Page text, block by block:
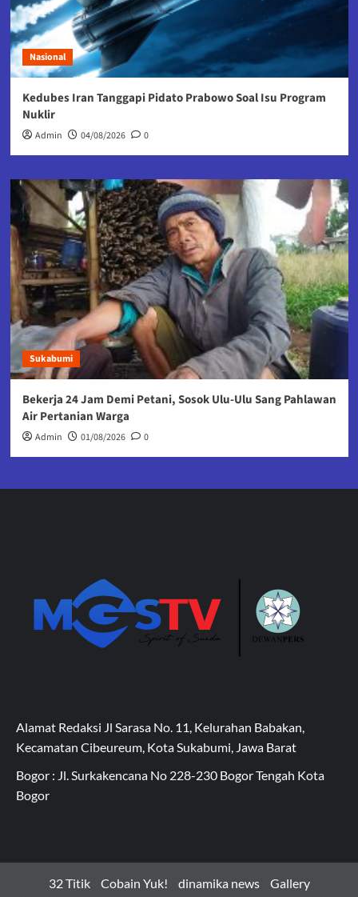
Nasional
Kedubes Iran Tanggapi Pidato Prabowo Soal Isu Program
Nuklir
Admin 04/08/2026 0
Sukabumi
Bekerja 24 Jam Demi Petani, Sosok Ulu-Ulu Sang Pahlawan
Air Pertanian Warga
Admin 01/08/2026 0
Alamat Redaksi Jl Sarasa No. 11, Kelurahan Babakan,
Kecamatan Cibeureum, Kota Sukabumi, Jawa Barat
Bogor : Jl. Surkakencana No 228-230 Bogor Tengah Kota
Bogor
32 Titik Cobain Yuk! dinamika news
Gallery